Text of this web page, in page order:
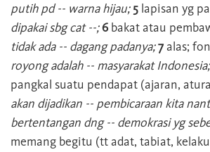
putih pd -- warna hijau; 5 lapisan yg
dipakai sbg cat --;6 bakat atau
tidak ada -- dagang padanya;7alas;
royong adalah -- masyarakat Indonesia;
pangkal suatu pendapat (ajaran,
akan dijadikan -- pembicaraan kita
bertentangan dng -- demokrasi yg
memang begitu (tt adat, tabiat,